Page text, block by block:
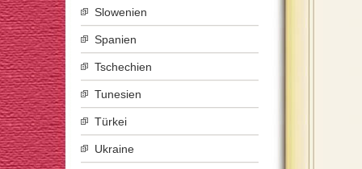
Slowenien
Spanien
Tschechien
Tunesien
Türkei
Ukraine